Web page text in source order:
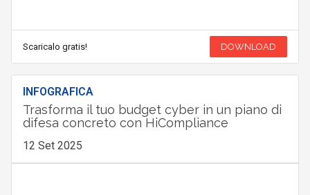
Scaricalo gratis! DOWNLOAD
INFOGRAFICA
Trasforma il tuo budget cyber in un piano di
difesa concreto con HiCompliance
12 Set 2025